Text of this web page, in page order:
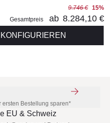
9.746 € 15%
Gesamtpreis
ab 8.284,10 €
ersten Bestellung sparen*
EU & Schweiz